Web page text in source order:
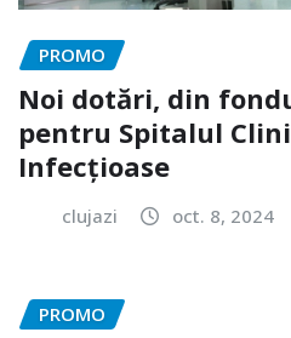
PROMO
Noi dotări, din
pentru Spitalul
Infecțioase
clujazi oct. 8, 2024
PROMO